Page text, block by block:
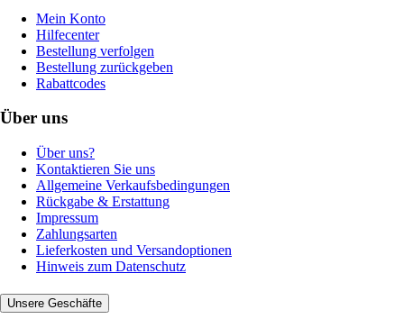
Mein Konto
Hilfecenter
Bestellung verfolgen
Bestellung zurückgeben
Rabattcodes
Über uns
Über uns?
Kontaktieren Sie uns
Allgemeine Verkaufsbedingungen
Rückgabe & Erstattung
Impressum
Zahlungsarten
Lieferkosten und Versandoptionen
Hinweis zum Datenschutz
Unsere Geschäfte